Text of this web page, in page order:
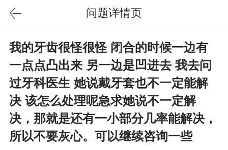
问题详情页
我的牙齿很怪很怪 闭合的时候一边有
一点点凸出来 另一边是凹进去 我去问
过牙科医生 她说戴牙套也不一定能解
决 该怎么处理呢急求她说不一定解
决，那就是还有一小部分几率能解决，
所以不要灰心。可以继续咨询一些